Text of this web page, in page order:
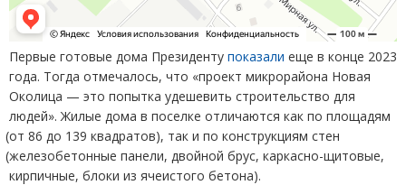
Первые готовые дома Президенту показали еще в конце 2023
года. Тогда отмечалось, что «проект микрорайона Новая
Околица — это попытка удешевить строительство для
людей». Жилые дома в поселке отличаются как по площадям
(от 86 до 139 квадратов), так и по конструкциям стен
(железобетонные панели, двойной брус, каркасно-щитовые,
кирпичные, блоки из ячеистого бетона).